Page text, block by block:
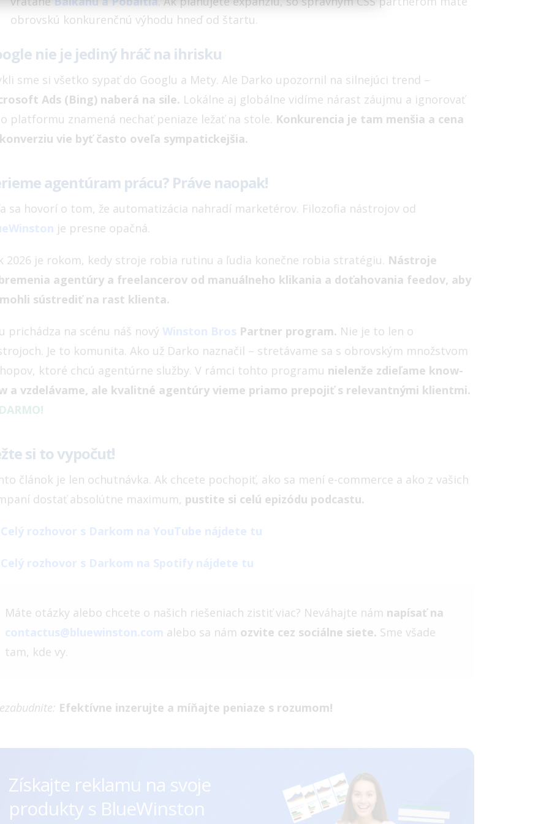
obrovskú konkurenčnú výhodu hneď od štartu.
nie je jediný hráč na ihrisku
sme si všetko sypať do Googlu a Mety. Ale Darko upozornil na silnejúci trend –
Ads (Bing) naberá na sile. Lokálne aj globálne vidíme nárast záujmu a ignorovať
platformu znamená nechať peniaze ležať na stole. Konkurencia je tam menšia a cena
vie byť často oveľa sympatickejšia.
agentúram prácu? Práve naopak!
sa hovorí o tom, že automatizácia nahradí marketérov. Filozofia nástrojov od
je presne opačná.
2026 je rokom, kedy stroje robia rutinu a ľudia konečne robia stratégiu. Nástroje
agentúry a freelancerov od manuálneho klikania a doťahovania feedov, aby
sústrediť na rast klienta.
prichádza na scénu náš nový Winston Bros Partner program. Nie je to len o
Je to komunita. Ako už Darko naznačil – stretávame sa s obrovským množstvom
ktoré chcú agentúrne služby. V rámci tohto programu nielenže zdieľame know-
a vzdelávame, ale kvalitné agentúry vieme priamo prepojiť s relevantnými klientmi.
si to vypočuť!
článok je len ochutnávka. Ak chcete pochopiť, ako sa mení e-commerce a ako z vašich
dostať absolútne maximum, pustite si celú epizódu podcastu.
Celý rozhovor s Darkom na YouTube nájdete tu
Celý rozhovor s Darkom na Spotify nájdete tu
Máte otázky alebo chcete o našich riešeniach zistiť viac? Neváhajte nám napísať na
contactus@bluewinston.com alebo sa nám ozvite cez sociálne siete. Sme všade
tam, kde vy.
Efektívne inzerujte a míňajte peniaze s rozumom!
Získajte reklamu na svoje
produkty s BlueWinston